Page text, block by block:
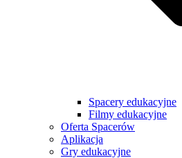
Spacery edukacyjne
Filmy edukacyjne
Oferta Spacerów
Aplikacja
Gry edukacyjne